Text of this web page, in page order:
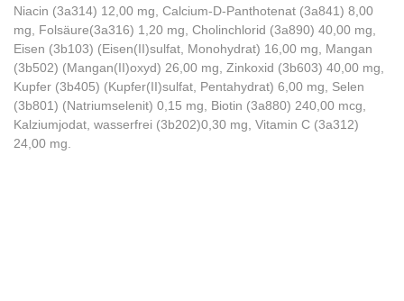
Niacin (3a314) 12,00 mg, Calcium-D-Panthotenat (3a841) 8,00
mg, Folsäure(3a316) 1,20 mg, Cholinchlorid (3a890) 40,00 mg,
Eisen (3b103) (Eisen(II)sulfat, Monohydrat) 16,00 mg, Mangan
(3b502) (Mangan(II)oxyd) 26,00 mg, Zinkoxid (3b603) 40,00 mg,
Kupfer (3b405) (Kupfer(II)sulfat, Pentahydrat) 6,00 mg, Selen
(3b801) (Natriumselenit) 0,15 mg, Biotin (3a880) 240,00 mcg,
Kalziumjodat, wasserfrei (3b202)0,30 mg, Vitamin C (3a312)
24,00 mg.